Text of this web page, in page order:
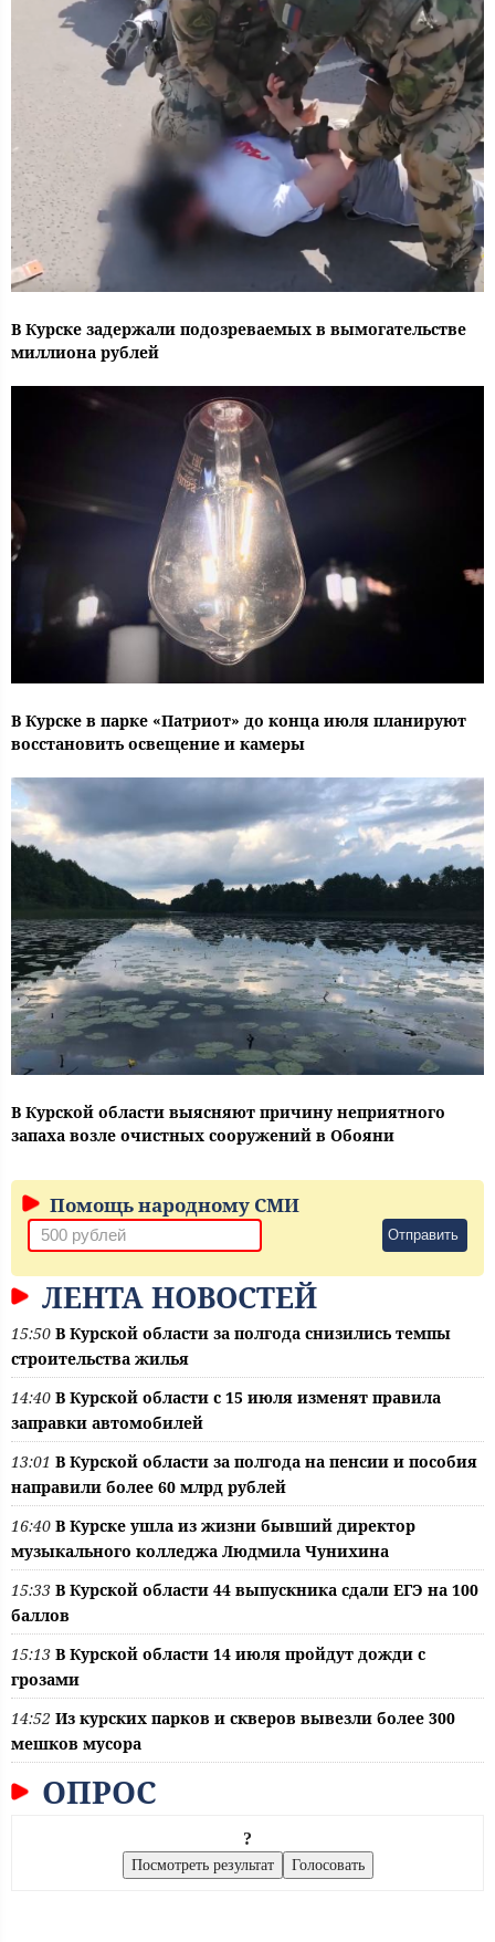
В Курске задержали подозреваемых в вымогательстве
миллиона рублей
В Курске в парке «Патриот» до конца июля планируют
восстановить освещение и камеры
В Курской области выясняют причину неприятного
запаха возле очистных сооружений в Обояни
Помощь народному СМИ
Отправить
ЛЕНТА НОВОСТЕЙ
15:50 В Курской области за полгода снизились темпы
строительства жилья
14:40 В Курской области с 15 июля изменят правила
заправки автомобилей
13:01 В Курской области за полгода на пенсии и пособия
направили более 60 млрд рублей
16:40 В Курске ушла из жизни бывший директор
музыкального колледжа Людмила Чунихина
15:33 В Курской области 44 выпускника сдали ЕГЭ на 100
баллов
15:13 В Курской области 14 июля пройдут дожди с
грозами
14:52 Из курских парков и скверов вывезли более 300
мешков мусора
ОПРОС
?